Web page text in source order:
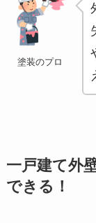
塗装のプロ
一戸建て外
できる！